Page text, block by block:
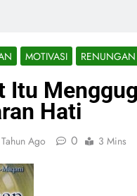
MOTIVASI
Itu
Hati
Ago 0 3 Mins